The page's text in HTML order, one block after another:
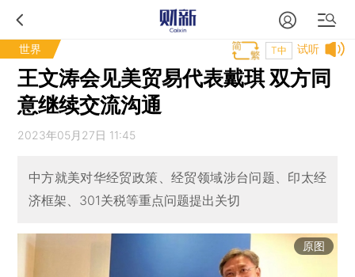
世界 试听
T中
王文涛会见美贸易代表戴琪 双方同
意继续交流沟通
2023年05月27日 11:45
中方就美对华经贸政策、经贸领域涉台问题、印太经
济框架、301关税等重点问题提出关切
原图